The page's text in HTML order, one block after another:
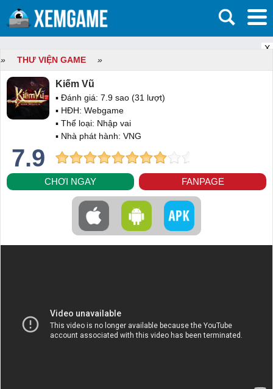
X
»
THƯ VIỆN GAME »
Kiếm Vũ
▪ Đánh giá: 7.9 sao (31 lượt)
▪ HĐH: Webgame
▪ Thể loại: Nhập vai
▪ Nhà phát hành: VNG
7.9
CHƠI NGAY FANPAGE